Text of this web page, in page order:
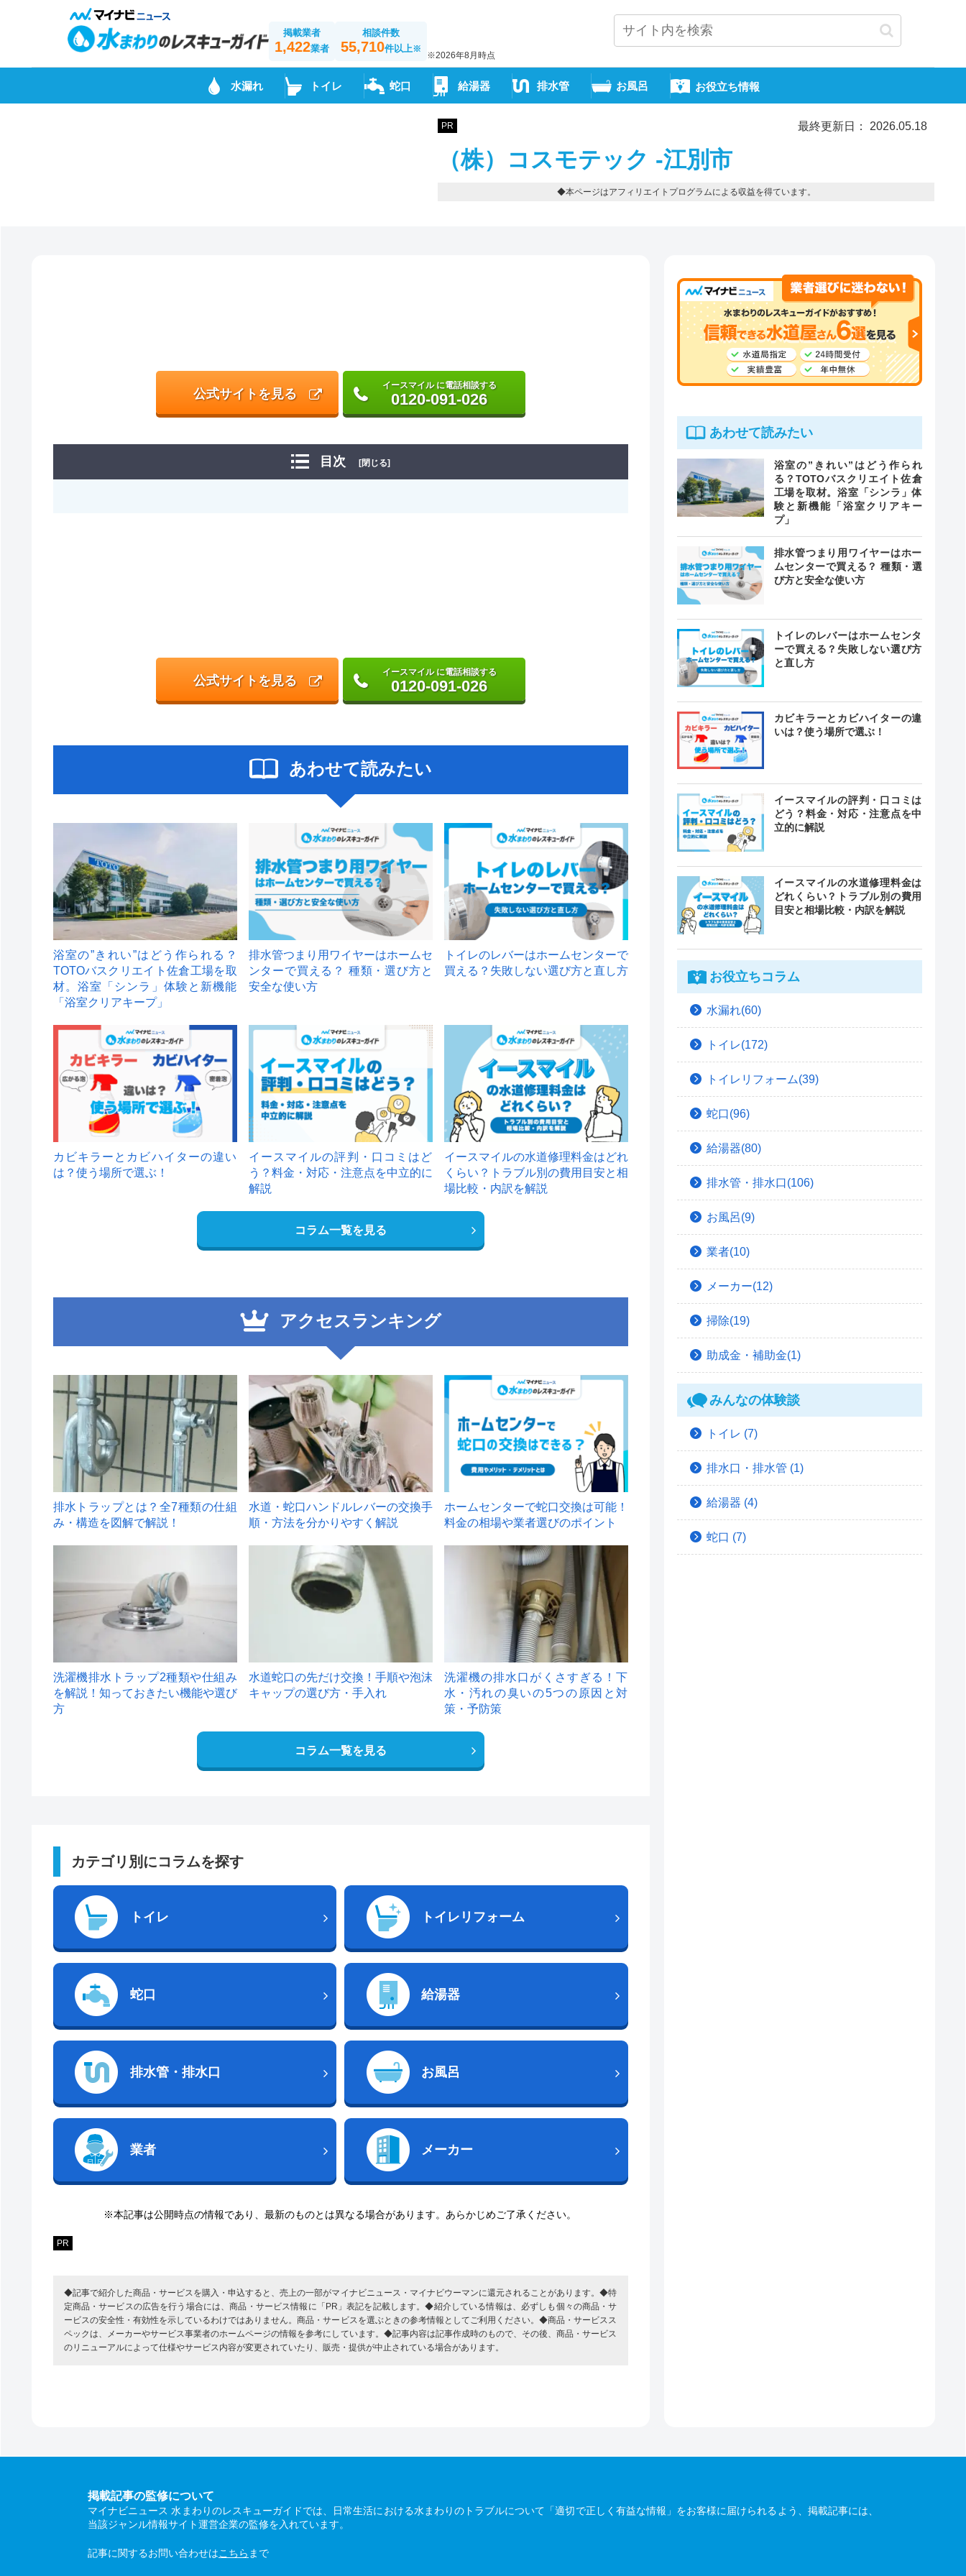
掲載業者
1,422業者
相談件数
55,710件以上※
※2026年8月時点
水漏れ トイレ 蛇口 給湯器 排水管 お風呂 お役立ち情報
PR 最終更新日： 2026.05.18
（株）コスモテック -江別市
◆本ページはアフィリエイトプログラムによる収益を得ています。
公式サイトを見る
イースマイル に電話相談する
0120-091-026
目次 [閉じる]
公式サイトを見る
イースマイル に電話相談する
0120-091-026
あわせて読みたい
浴室の”きれい”はどう作られる？
TOTOバスクリエイト佐倉工場を取
材。浴室「シンラ」体験と新機能
「浴室クリアキープ」
排水管つまり用ワイヤーはホームセ
ンターで買える？ 種類・選び方と
安全な使い方
トイレのレバーはホームセンターで
買える？失敗しない選び方と直し方
カビキラーとカビハイターの違い
は？使う場所で選ぶ！
イースマイルの評判・口コミはど
う？料金・対応・注意点を中立的に
解説
イースマイルの水道修理料金はどれ
くらい？トラブル別の費用目安と相
場比較・内訳を解説
コラム一覧を見る
アクセスランキング
1
排水トラップとは？全7種類の仕組
み・構造を図解で解説！
2
水道・蛇口ハンドルレバーの交換手
順・方法を分かりやすく解説
ホームセンターで蛇口交換は可能！
料金の相場や業者選びのポイント
洗濯機排水トラップ2種類や仕組み
を解説！知っておきたい機能や選び
方
水道蛇口の先だけ交換！手順や泡沫
キャップの選び方・手入れ
洗濯機の排水口がくさすぎる！下
水・汚れの臭いの5つの原因と対
策・予防策
コラム一覧を見る
カテゴリ別にコラムを探す
トイレ トイレリフォーム
蛇口 給湯器
排水管・排水口 お風呂
業者 メーカー
※本記事は公開時点の情報であり、最新のものとは異なる場合があります。あらかじめご了承ください。
PR
◆記事で紹介した商品・サービスを購入・申込すると、売上の一部がマイナビニュース・マイナビウーマンに還元されることがあります。◆特
定商品・サービスの広告を行う場合には、商品・サービス情報に「PR」表記を記載します。◆紹介している情報は、必ずしも個々の商品・サ
ービスの安全性・有効性を示しているわけではありません。商品・サービスを選ぶときの参考情報としてご利用ください。◆商品・サービスス
ペックは、メーカーやサービス事業者のホームページの情報を参考にしています。◆記事内容は記事作成時のもので、その後、商品・サービス
のリニューアルによって仕様やサービス内容が変更されていたり、販売・提供が中止されている場合があります。
あわせて読みたい
浴室の”きれい”はどう作られ
る？TOTOバスクリエイト佐倉
工場を取材。浴室「シンラ」体
験と新機能「浴室クリアキー
プ」
排水管つまり用ワイヤーはホー
ムセンターで買える？ 種類・選
び方と安全な使い方
トイレのレバーはホームセンタ
ーで買える？失敗しない選び方
と直し方
カビキラーとカビハイターの違
いは？使う場所で選ぶ！
イースマイルの評判・口コミは
どう？料金・対応・注意点を中
立的に解説
イースマイルの水道修理料金は
どれくらい？トラブル別の費用
目安と相場比較・内訳を解説
お役立ちコラム
水漏れ(60)
トイレ(172)
トイレリフォーム(39)
蛇口(96)
給湯器(80)
排水管・排水口(106)
お風呂(9)
業者(10)
メーカー(12)
掃除(19)
助成金・補助金(1)
みんなの体験談
トイレ (7)
排水口・排水管 (1)
給湯器 (4)
蛇口 (7)
掲載記事の監修について
マイナビニュース 水まわりのレスキューガイドでは、日常生活における水まわりのトラブルについて「適切で正しく有益な情報」をお客様に届けられるよう、掲載記事には、
当該ジャンル情報サイト運営企業の監修を入れています。
記事に関するお問い合わせはこちら まで